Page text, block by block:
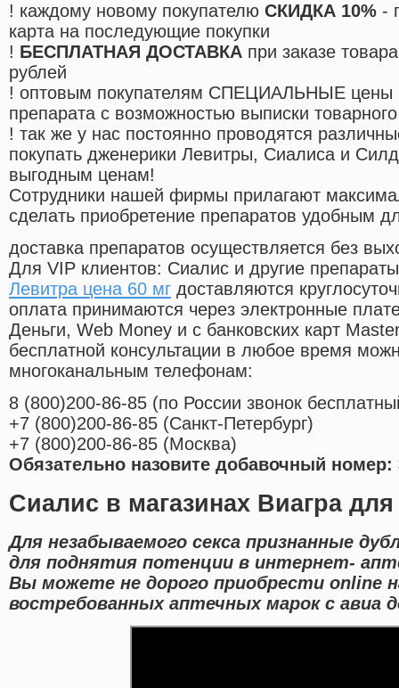
! каждому новому покупателю СКИДКА 10% -
карта на последующие покупки
! БЕСПЛАТНАЯ ДОСТАВКА при заказе
рублей
! оптовым покупателям СПЕЦИАЛЬНЫЕ цены
препарата с возможностью выписки
! так же у нас постоянно проводятся
покупать дженерики Левитры, Сиалиса и
выгодным ценам!
Cотрудники нашей фирмы прилагают
сделать приобретение препаратов удобным
доставка препаратов осуществляется без
Для VIP клиентов: Сиалис и другие
Левитра цена 60 мг доставляются
оплата принимаются через электронные
Деньги, Web Money и с банковских карт
бесплатной консультации в любое время
многоканальным телефонам:
8 (800)200-86-85 (по России звонок
+7 (800)200-86-85 (Санкт-Петербург)
+7 (800)200-86-85 (Москва)
Обязательно назовите добавочный номер:
Сиалис в магазинах Виагра
Для незабываемого секса признанные
для поднятия потенции в интернет-
Вы можете не дорого приобрести online
востребованных аптечных марок с авиа